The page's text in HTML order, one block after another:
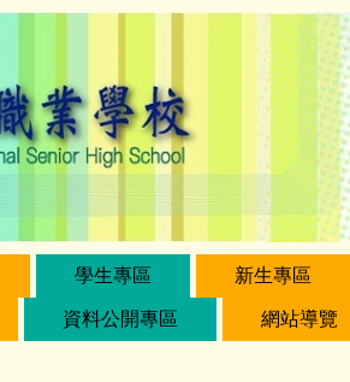
學生專區 新生專區
資料公開專區 網站導覽